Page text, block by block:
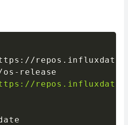
: / /repos . influxdata
os - release